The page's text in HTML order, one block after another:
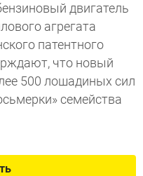
двигатель
агрегата
патентного
что новый
500 лошадиных сил
семейства